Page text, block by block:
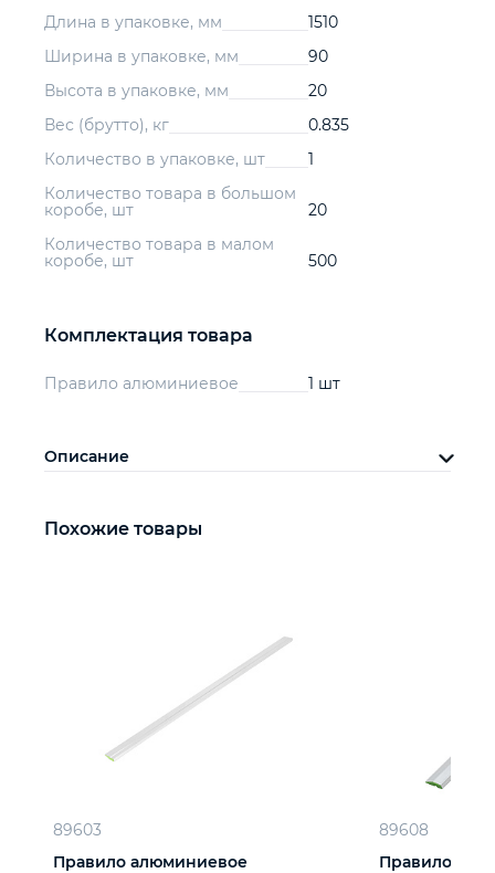
Длина в упаковке, мм
1510
Ширина в упаковке, мм
90
Высота в упаковке, мм
20
Вес (брутто), кг
0.835
Количество в упаковке, шт
1
Количество товара в большом
коробе, шт
20
Количество товара в малом
коробе, шт
500
Комплектация товара
Правило алюминиевое 1 шт
Описание
Похожие товары
89603
Правило алюминиевое
89608
Правило